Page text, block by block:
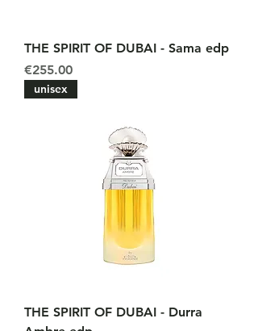
THE SPIRIT OF DUBAI - Sama edp
Price
€255.00
unisex
THE SPIRIT OF DUBAI - Durra